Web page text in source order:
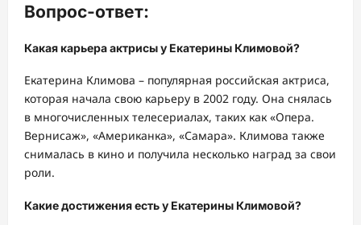
Вопрос-ответ:
Какая карьера актрисы у Екатерины Климовой?
Екатерина Климова – популярная российская актриса,
которая начала свою карьеру в 2002 году. Она снялась
в многочисленных телесериалах, таких как «Опера.
Вернисаж», «Американка», «Самара». Климова также
снималась в кино и получила несколько наград за свои
роли.
Какие достижения есть у Екатерины Климовой?